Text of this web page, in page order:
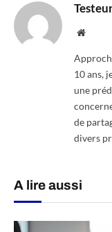
Website
10 ans,
une
de
divers
A lire aussi